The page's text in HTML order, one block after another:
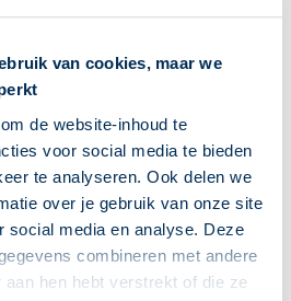
van cookies, maar we
de website-inhoud te
voor social media te bieden
te analyseren. Ook delen we
over je gebruik van onze site
social media en analyse. Deze
combineren met andere
aan hen hebt verstrekt of die ze